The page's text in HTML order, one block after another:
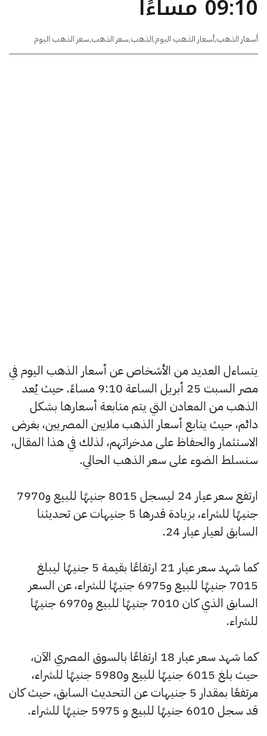
09:10 مساءًا
أسعار الذهب,أسعار الذهب اليوم,الذهب,سعر الذهب,سعر الذهب اليوم
يتساءل العديد من الأشخاص عن أسعار الذهب اليوم في
مصر السبت 25 أبريل الساعة 9:10 مساءً. حيث يُعد
الذهب من المعادن التي يتم متابعة أسعارها بشكل
دائم، حيث يتابع أسعار الذهب ملايين المصريين، بغرض
الاستثمار والحفاظ على مدخراتهم، لذلك في هذا المقال،
سنسلط الضوء على سعر الذهب الحالي.
ارتفع سعر عيار 24 ليسجل 8015 جنيهًا للبيع و7970
جنيهًا للشراء، بزيادة قدرها 5 جنيهات عن تحديثنا
السابق لعيار عيار 24.
كما شهد سعر عيار 21 ارتفاعًا بقيمة 5 جنيهًا ليبلغ
7015 جنيهًا للبيع و6975 جنيهًا للشراء، عن السعر
السابق الذي كان 7010 جنيهًا للبيع و6970 جنيهًا
للشراء.
كما شهد سعر عيار 18 ارتفاعًا بالسوق المصري الآن،
حيث بلغ 6015 جنيهًا للبيع و5980 جنيهًا للشراء،
مرتفعًا بمقدار 5 جنيهات عن التحديث السابق، حيث كان
قد سجل 6010 جنيهًا للبيع و 5975 جنيهًا للشراء.